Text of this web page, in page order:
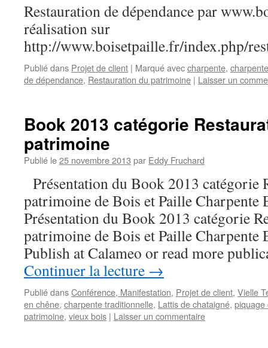
Restauration de dépendance par
réalisation sur
http://www.boisetpaille.fr/index.php/
Publié dans Projet de client | Marqué aveccharpente,
de dépendance, Restauration du patrimoine | Laisser un
Book 2013 catégorie
patrimoine
Publié le25 novembre 2013 par Eddy Fruchard
Présentation du Book 2013 catégorie
patrimoine de Bois et Paille
Présentation du Book 2013 catégorie
patrimoine de Bois et Paille
Publish at Calameo or read more
Continuer la lecture →
Publié dansConférence, Manifestation, Projet de client, Vielle
en chêne, charpente traditionnelle, Lattis de chataigné, piquage
patrimoine, vieux bois | Laisser un commentaire